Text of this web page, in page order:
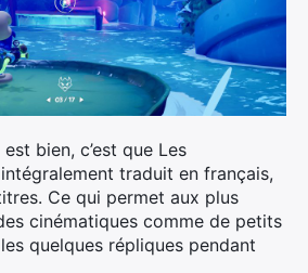
bien, c’est que Les
traduit en français,
Ce qui permet aux plus
cinématiques comme de petits
quelques répliques pendant